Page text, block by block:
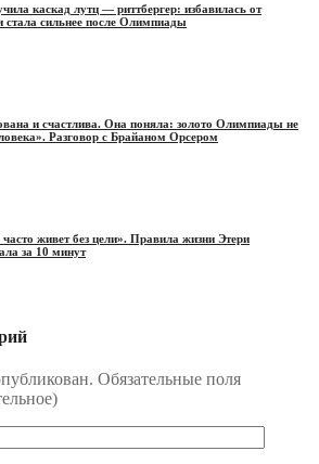
каскад лутц — риттбергер: избавилась от
стала сильнее после Олимпиады
и счастлива. Она поняла: золото Олимпиады не
Разговор с Брайаном Орсером
живет без цели». Правила жизни Этери
за 10 минут
Обязательные поля
)